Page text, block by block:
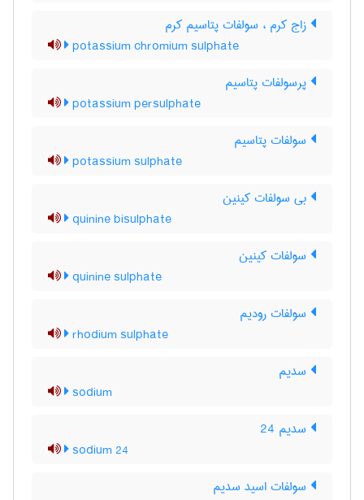
زاج کرم ، سولفات پتاسیم کرم
potassium chromium sulphate
پرسولفات پتاسیم
potassium persulphate
سولفات پتاسیم
potassium sulphate
بی سولفات کینین
quinine bisulphate
سولفات کینین
quinine sulphate
سولفات رودیم
rhodium sulphate
سدیم
sodium
سدیم 24
sodium 24
سولفات اسید سدیم